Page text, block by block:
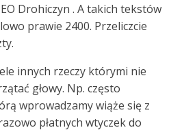
Drohiczyn . A takich tekstów
prawie 2400. Przeliczcie
innych rzeczy którymi nie
głowy. Np. często
wprowadzamy wiąże się z
płatnych wtyczek do